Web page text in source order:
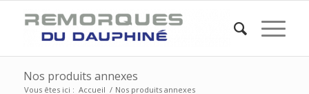
Nos produits annexes
Vous êtes ici : Accueil / Nos produits annexes